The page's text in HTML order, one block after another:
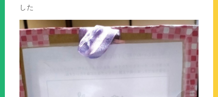
した